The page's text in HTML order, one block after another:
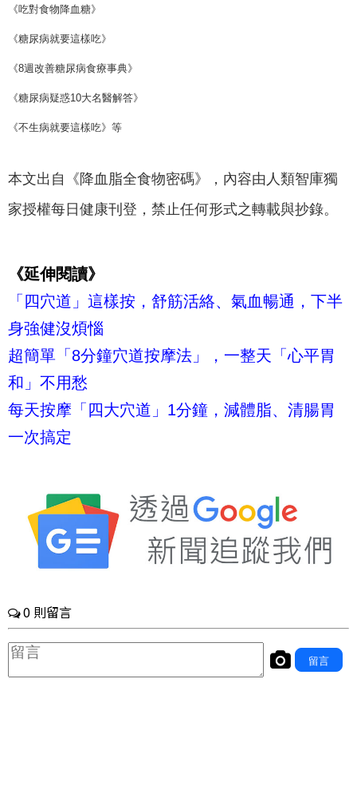
《吃對食物降血糖》
《糖尿病就要這樣吃》
《8週改善糖尿病食療事典》
《糖尿病疑惑10大名醫解答》
《不生病就要這樣吃》等
本文出自《降血脂全食物密碼》，內容由人類智庫獨
家授權每日健康刊登，禁止任何形式之轉載與抄錄。
《延伸閱讀》
「四穴道」這樣按，舒筋活絡、氣血暢通，下半
身強健沒煩惱
超簡單「8分鐘穴道按摩法」，一整天「心平胃
和」不用愁
每天按摩「四大穴道」1分鐘，減體脂、清腸胃
一次搞定